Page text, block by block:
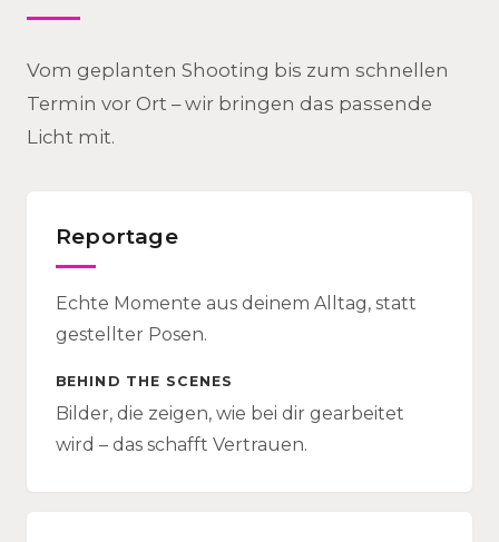
Vom geplanten Shooting bis zum schnellen
Termin vor Ort – wir bringen das passende
Licht mit.
Reportage
Echte Momente aus deinem Alltag, statt
gestellter Posen.
BEHIND THE SCENES
Bilder, die zeigen, wie bei dir gearbeitet
wird – das schafft Vertrauen.